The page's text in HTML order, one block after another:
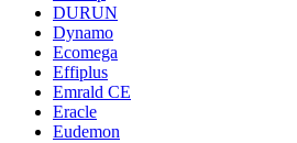
DURUN
Dynamo
Ecomega
Effiplus
Emrald СЕ
Eracle
Eudemon